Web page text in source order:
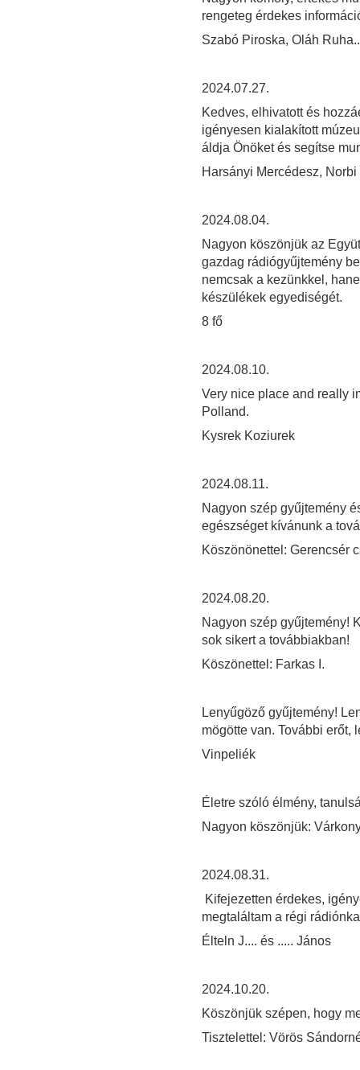
rengeteg érdekes
Szabó Piroska, Oláh
2024.07.27.
Kedves, elhivatott és
igényesen kialakított
áldja Önöket és segítse
Harsányi Mercédesz, Norbi
2024.08.04.
Nagyon köszönjük az
gazdag rádiógyűjtemény
nemcsak a kezünkkel,
készülékek egyediségét.
8 fő
2024.08.10.
Very nice place and really
Polland.
Kysrek Koziurek
2024.08.11.
Nagyon szép gyűjtemény
egészséget kívánunk a
Köszönönettel: Gerencsér
2024.08.20.
Nagyon szép gyűjtemény!
sok sikert a továbbiakban!
Köszönettel: Farkas I.
Lenyűgöző gyűjtemény!
mögötte van. További erőt,
Vinpeliék
Életre szóló élmény,
Nagyon köszönjük:
2024.08.31.
Kifejezetten érdekes,
megtaláltam a régi
Élteln J.... és ..... János
2024.10.20.
Köszönjük szépen, hogy
Tisztelettel: Vörös